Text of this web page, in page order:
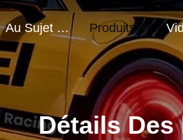
Au Sujet De Nous Produits
Détails